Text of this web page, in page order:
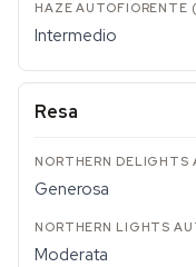
Intermedio
Resa
Generosa
Moderata